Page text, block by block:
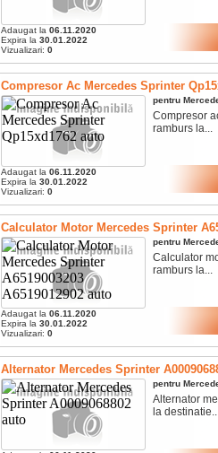
Adaugat la 06.11.2020
Expira la 30.01.2022
Vizualizari: 0
Compresor Ac Mercedes Sprinter
Adaugat la 06.11.2020
Expira la 30.01.2022
Vizualizari: 0
pentru
Compresor
ramburs la...
Calculator Motor Mercedes Sprinter
Adaugat la 06.11.2020
Expira la 30.01.2022
Vizualizari: 0
pentru
Calculator
ramburs la...
Alternator Mercedes Sprinter
pentru
Alternator
la